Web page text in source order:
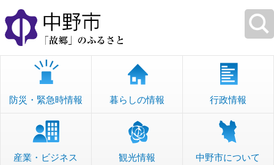
本
文
へ
移
防災・緊急時情報 暮らしの情報 行政情報
産業・ビジネス 観光情報 中野市について